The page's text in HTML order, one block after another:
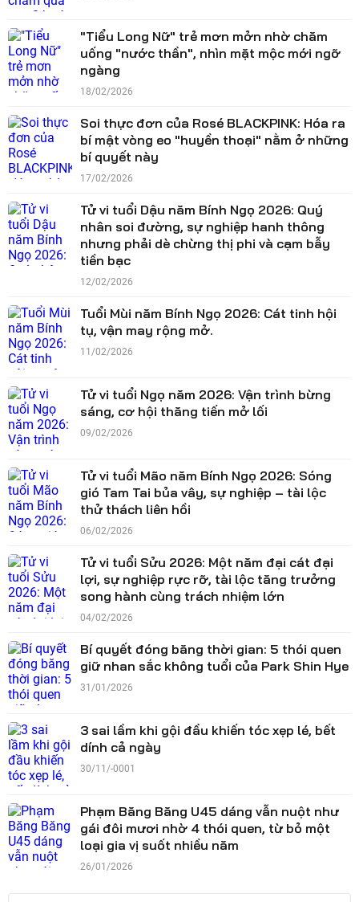
"Tiểu Long Nữ" trẻ mơn mởn nhờ chăm
uống "nước thần", nhìn mặt mộc mới ngỡ
ngàng
18/02/2026
Soi thực đơn của Rosé BLACKPINK: Hóa ra
bí mật vòng eo "huyền thoại" nằm ở những
bí quyết này
17/02/2026
Tử vi tuổi Dậu năm Bính Ngọ 2026: Quý
nhân soi đường, sự nghiệp hanh thông
nhưng phải dè chừng thị phi và cạm bẫy
tiền bạc
12/02/2026
Tuổi Mùi năm Bính Ngọ 2026: Cát tinh hội
tụ, vận may rộng mở.
11/02/2026
Tử vi tuổi Ngọ năm 2026: Vận trình bừng
sáng, cơ hội thăng tiến mở lối
09/02/2026
Tử vi tuổi Mão năm Bính Ngọ 2026: Sóng
gió Tam Tai bủa vây, sự nghiệp – tài lộc
thử thách liên hồi
06/02/2026
Tử vi tuổi Sửu 2026: Một năm đại cát đại
lợi, sự nghiệp rực rỡ, tài lộc tăng trưởng
song hành cùng trách nhiệm lớn
04/02/2026
Bí quyết đóng băng thời gian: 5 thói quen
giữ nhan sắc không tuổi của Park Shin Hye
31/01/2026
3 sai lầm khi gội đầu khiến tóc xẹp lé, bết
dính cả ngày
30/11/-0001
Phạm Băng Băng U45 dáng vẫn nuột như
gái đôi mươi nhờ 4 thói quen, từ bỏ một
loại gia vị suốt nhiều năm
26/01/2026